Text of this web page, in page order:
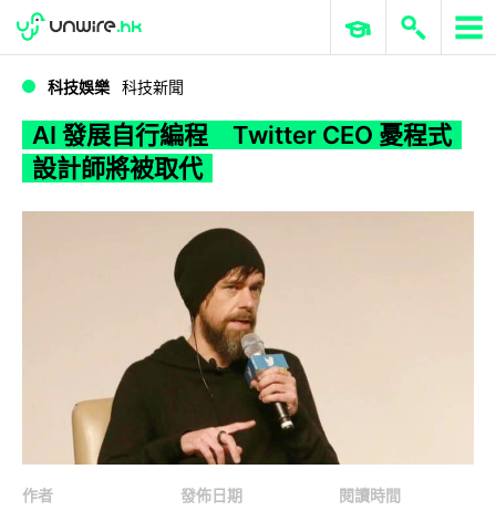
WWDC 2026 ERP 與商業 AI
科技娛樂 科技新聞
AI 發展自行編程 Twitter CEO 憂程式
設計師將被取代
作者
發佈日期
閱讀時間